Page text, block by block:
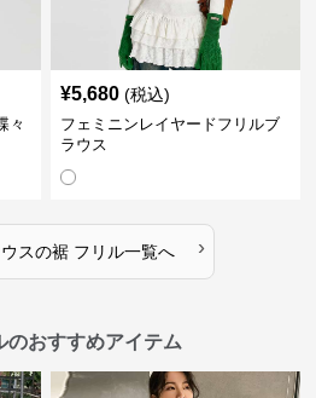
々
¥5,680 (税込)
フェミニンレイヤードフリルブ
ラウス
スの裾 フリル一覧へ ›
のおすすめアイテム